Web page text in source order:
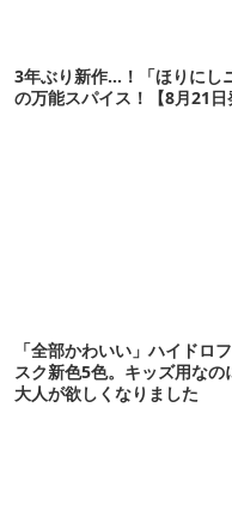
3年ぶり新作…！「ほりにし
の万能スパイス！【8月21日
「全部かわいい」ハイドロ
スク新色5色。キッズ用なの
大人が欲しくなりました